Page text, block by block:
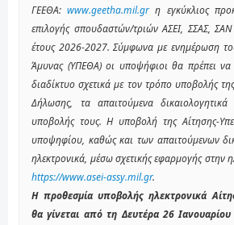
ΓΕΕΘΑ:www.geetha.mil.gr η εγκύκλιος
επιλογής σπουδαστών/τριών ΑΣΕΙ, ΣΣΑΣ,
έτους 2026-2027. Σύμφωνα με ενημέρωση
Άμυνας (ΥΠΕΘΑ) οι υποψήφιοι θα πρέπει
διαδίκτυο σχετικά με τον τρόπο υποβολής
Δήλωσης, τα απαιτούμενα δικαιολογητικά
υποβολής τους. H υποβολή της Αίτησης-
υποψηφίου, καθώς και των απαιτούμενων
ηλεκτρονικά, μέσω σχετικής εφαρμογής στην
https://www.asei-assy.mil.gr.
Η προθεσμία υποβολής ηλεκτρονικά
θα γίνεται από τη Δευτέρα 26